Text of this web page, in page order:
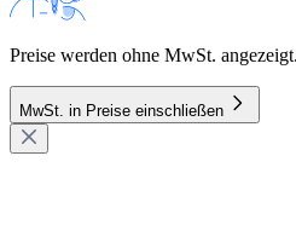
Preise werden ohne MwSt. angezeigt.
MwSt. in Preise einschließen